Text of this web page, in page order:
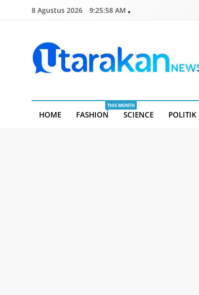
8 Agustus 2026 9:25:58 AM
HOME FASHION
THIS MONTH
SCIENCE POLITIK